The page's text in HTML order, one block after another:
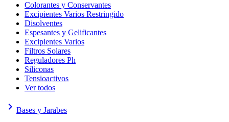
Colorantes y Conservantes
Excipientes Varios Restringido
Disolventes
Espesantes y Gelificantes
Excipientes Varios
Filtros Solares
Reguladores Ph
Siliconas
Tensioactivos
Ver todos
keyboard_arrow_right Bases y Jarabes